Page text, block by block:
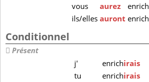
vous
aurez enrich
ils/ellesauront enrich
Conditionnel
Présent
j'
enrichirais
tu
enrichirais